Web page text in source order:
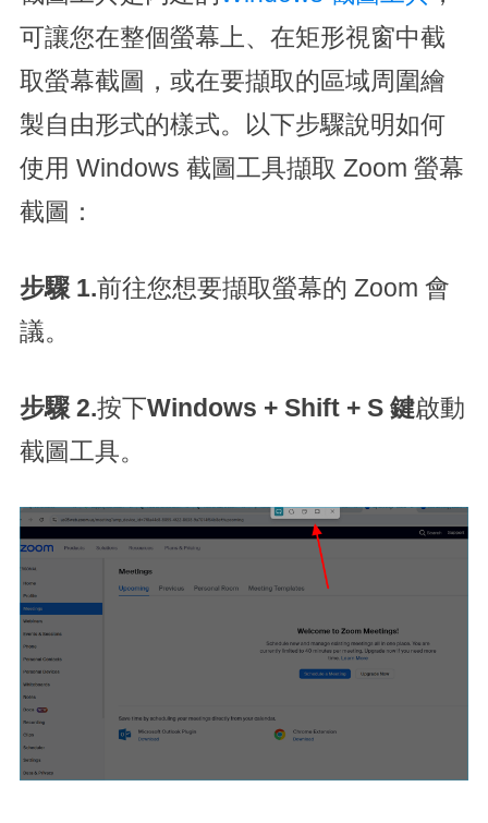
可讓您在整個螢幕上、在矩形視窗中截
取螢幕截圖，或在要擷取的區域周圍繪
製自由形式的樣式。以下步驟說明如何
使用 Windows 截圖工具擷取 Zoom 螢幕
截圖：
步驟 1.前往您想要擷取螢幕的 Zoom 會
議。
步驟 2.按下Windows + Shift + S 鍵啟動
截圖工具。